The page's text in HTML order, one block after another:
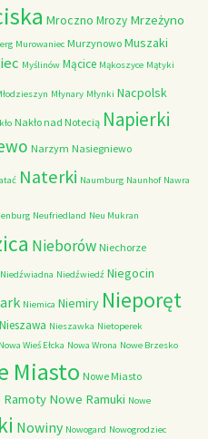
Mroczno Mrozy Mrzeżyno
Murowaniec Murzynowo Muszaki
Myślinów Mącice Mąkoszyce Mątyki
Młynary Młynki Nacpolsk
Nakło nad Notecią Napierki
Narzym Nasiegniewo
Naterki Naumburg Naunhof Nawra
Neufriedland Neu Mukran
Nieborów Niechorze
Niedźwiadna Niedźwiedź Niegocin
Niemica Niemiry Nieporęt
Nieszawa Nieszawka Nietoperek
Nowa Wieś Ełcka Nowa Wrona Nowe Brzesko
Miasto Nowe Miasto
Ramoty Nowe Ramuki Nowe
Nowiny Nowogard Nowogrodziec